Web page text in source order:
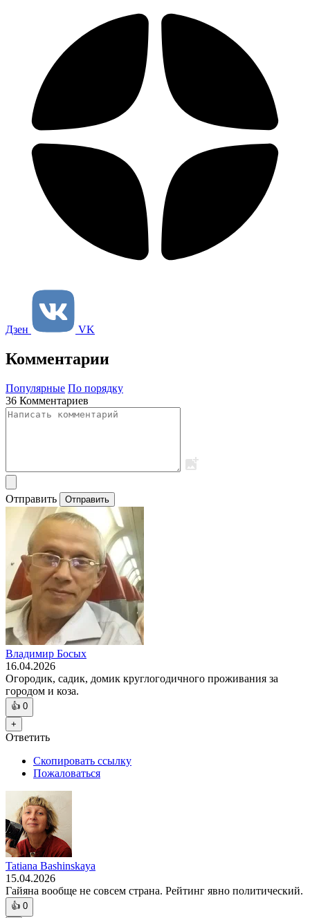
Дзен VK
Комментарии
Популярные По порядку
36 Комментариев
Отправить Отправить
Владимир Босых
16.04.2026
Огородик, садик, домик круглогодичного проживания за
городом и коза.
👍 0
+
Ответить
Скопировать ссылку
Пожаловаться
Tatiana Bashinskaya
15.04.2026
Гайяна вообще не совсем страна. Рейтинг явно политический.
👍 0